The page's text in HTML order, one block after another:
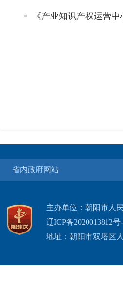
《产业知识产权运营
省内政府网站
主办单位：朝阳市人
辽ICP备2020013812号
地址：朝阳市双塔区